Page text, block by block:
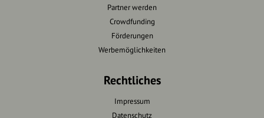
Partner werden
Crowdfunding
Förderungen
Werbemöglichkeiten
Rechtliches
Impressum
Datenschutz